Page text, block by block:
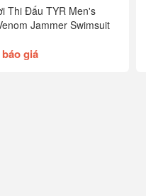
Thi Đấu TYR Men's
Jammer Swimsuit
giá